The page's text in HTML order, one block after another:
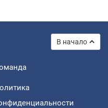
В начало